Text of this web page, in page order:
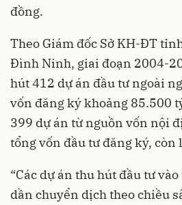
đồng.
Theo Giám đốc Sở KH-ĐT
Đình Ninh, giai đoạn 2004-
hút 412 dự án đầu tư ngoài
vốn đăng ký khoảng 85.500
399 dự án từ nguồn vốn nội
tổng vốn đầu tư đăng ký, còn
“Các dự án thu hút đầu tư
dần chuyển dịch theo chiều